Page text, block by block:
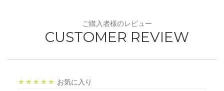
ご購入者様のレビュー
CUSTOMER REVIEW
★★★★★ お気に入り